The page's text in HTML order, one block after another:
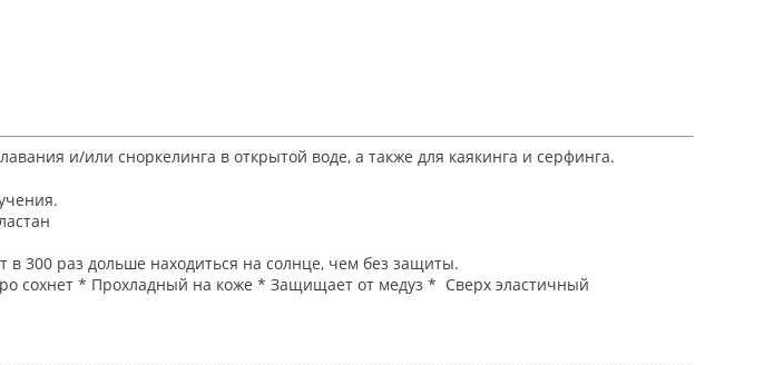
и/или сноркелинга в открытой воде, а также для каякинга и серфинга.
300 раз дольше находиться на солнце, чем без защиты.
сохнет * Прохладный на коже * Защищает от медуз * Сверх эластичный